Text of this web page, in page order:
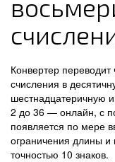
Конвертер
счисления в
шестнадцатеричную
2 до 36 — онлайн, с
появляется по мере
ограничения длины
точностью 10 знаков.